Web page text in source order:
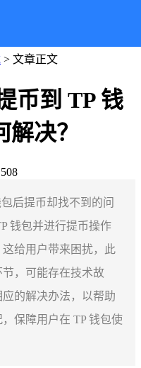
> 文章正文
币到 TP 钱
决？
后提币却找不到的问
钱包并进行提币操作
给用户带来困扰，此
，可能存在技术故
的解决办法，以帮助
保障用户在 TP 钱包使